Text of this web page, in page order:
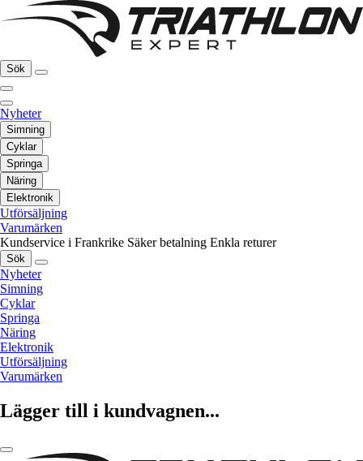
Sök
Nyheter
Simning
Cyklar
Springa
Näring
Elektronik
Utförsäljning
Varumärken
Kundservice i Frankrike Säker betalning Enkla returer
Sök
Nyheter
Simning
Cyklar
Springa
Näring
Elektronik
Utförsäljning
Varumärken
Lägger till i kundvagnen...